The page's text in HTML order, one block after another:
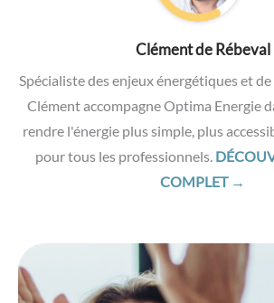
Clément de Rébeval
Spécialiste des enjeux énergétiques et
Clément accompagne Optima Energie
rendre l'énergie plus simple, plus
pour tous les professionnels.
COMPLET →